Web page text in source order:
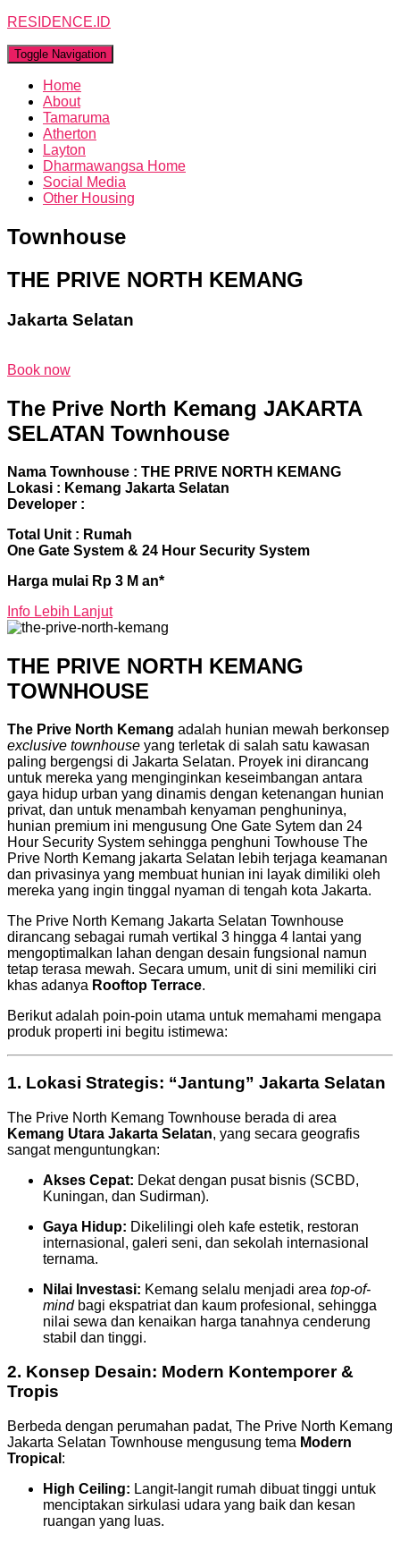
RESIDENCE.ID
Toggle Navigation
Home
About
Tamaruma
Atherton
Layton
Dharmawangsa Home
Social Media
Other Housing
Townhouse
THE PRIVE NORTH KEMANG
Jakarta Selatan
Book now
The Prive North Kemang JAKARTA
SELATAN Townhouse
Nama Townhouse : THE PRIVE NORTH KEMANG
Lokasi : Kemang Jakarta Selatan
Developer :
Total Unit : Rumah
One Gate System & 24 Hour Security System
Harga mulai Rp 3 M an*
Info Lebih Lanjut
THE PRIVE NORTH KEMANG
TOWNHOUSE
The Prive North Kemang adalah hunian mewah berkonsep
exclusive townhouse yang terletak di salah satu kawasan
paling bergengsi di Jakarta Selatan. Proyek ini dirancang
untuk mereka yang menginginkan keseimbangan antara
gaya hidup urban yang dinamis dengan ketenangan hunian
privat, dan untuk menambah kenyaman penghuninya,
hunian premium ini mengusung One Gate Sytem dan 24
Hour Security System sehingga penghuni Towhouse The
Prive North Kemang jakarta Selatan lebih terjaga keamanan
dan privasinya yang membuat hunian ini layak dimiliki oleh
mereka yang ingin tinggal nyaman di tengah kota Jakarta.
The Prive North Kemang Jakarta Selatan Townhouse
dirancang sebagai rumah vertikal 3 hingga 4 lantai yang
mengoptimalkan lahan dengan desain fungsional namun
tetap terasa mewah. Secara umum, unit di sini memiliki ciri
khas adanya Rooftop Terrace.
Berikut adalah poin-poin utama untuk memahami mengapa
produk properti ini begitu istimewa:
1. Lokasi Strategis: “Jantung” Jakarta Selatan
The Prive North Kemang Townhouse berada di area
Kemang Utara Jakarta Selatan, yang secara geografis
sangat menguntungkan:
Akses Cepat: Dekat dengan pusat bisnis (SCBD,
Kuningan, dan Sudirman).
Gaya Hidup: Dikelilingi oleh kafe estetik, restoran
internasional, galeri seni, dan sekolah internasional
ternama.
Nilai Investasi: Kemang selalu menjadi area top-of-
mindbagi ekspatriat dan kaum profesional, sehingga
nilai sewa dan kenaikan harga tanahnya cenderung
stabil dan tinggi.
2. Konsep Desain: Modern Kontemporer &
Tropis
Berbeda dengan perumahan padat, The Prive North Kemang
Jakarta Selatan Townhouse mengusung tema Modern
Tropical :
High Ceiling: Langit-langit rumah dibuat tinggi untuk
menciptakan sirkulasi udara yang baik dan kesan
ruangan yang luas.